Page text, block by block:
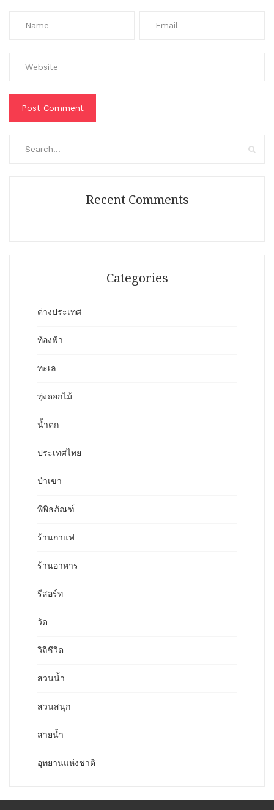
Recent Comments
Categories
ต่างประเทศ
ท้องฟ้า
ทะเล
ทุ่งดอกไม้
น้ำตก
ประเทศไทย
ป่าเขา
พิพิธภัณฑ์
ร้านกาแฟ
ร้านอาหาร
รีสอร์ท
วัด
วิถีชีวิต
สวนน้ำ
สวนสนุก
สายน้ำ
อุทยานแห่งชาติ